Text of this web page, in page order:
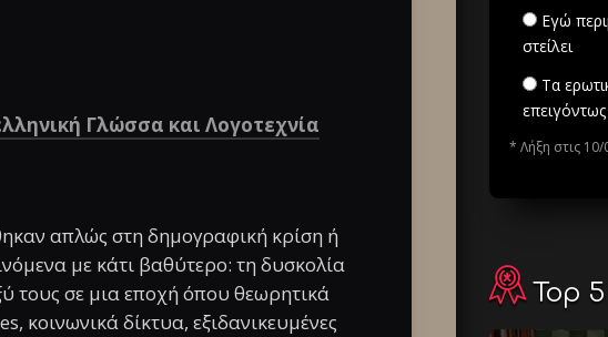
Γλώσσα και Λογοτεχνία
απλώς στη δημογραφική κρίση ή
με κάτι βαθύτερο: τη δυσκολία
τους σε μια εποχή όπου θεωρητικά
κοινωνικά δίκτυα, εξιδανικευμένες
Εγώ
στείλει
Τα
* Λήξη στις
Top 5